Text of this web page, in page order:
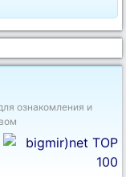
ознакомления и